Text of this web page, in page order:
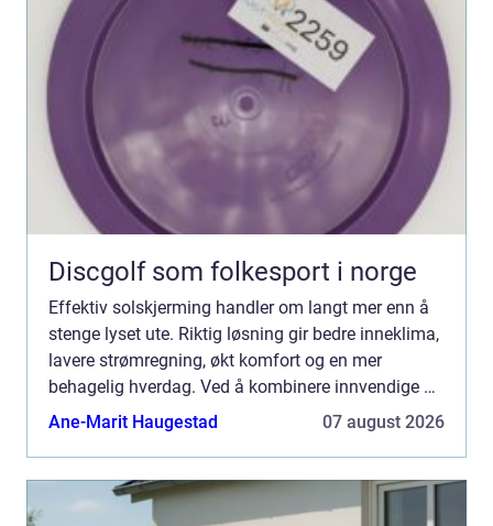
Discgolf som folkesport i norge
Effektiv solskjerming handler om langt mer enn å
stenge lyset ute. Riktig løsning gir bedre inneklima,
lavere strømregning, økt komfort og en mer
behagelig hverdag. Ved å kombinere innvendige og
utvendige produkter kan både boliger og
Ane-Marit Haugestad 07 august 2026